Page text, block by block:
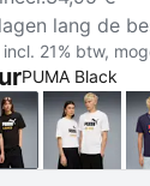
lang de
incl. 21% btw,
PUMA Black
Black
PUMA